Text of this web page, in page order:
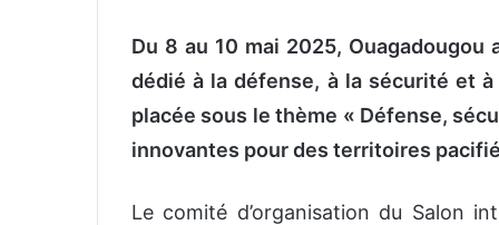
Du 8 au 10 mai 2025, Ouagadougou
dédié à la défense, à la sécurité et
placée sous le thème « Défense,
innovantes pour des territoires
Le comité d’organisation du Salon